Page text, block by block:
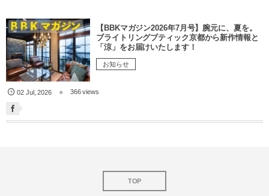
【BBKマガジン2026年7月号】腕元に、夏を。
ブライトリングブティック京都から新作情報と
「涼」をお届けいたします！
お知らせ
02 Jul,2026 366 views
TOP